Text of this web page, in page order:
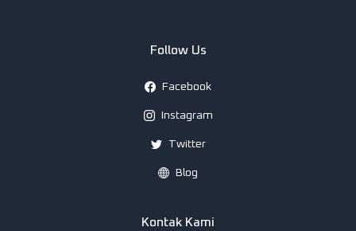
Follow Us
Facebook
Instagram
Twitter
Blog
Kontak Kami